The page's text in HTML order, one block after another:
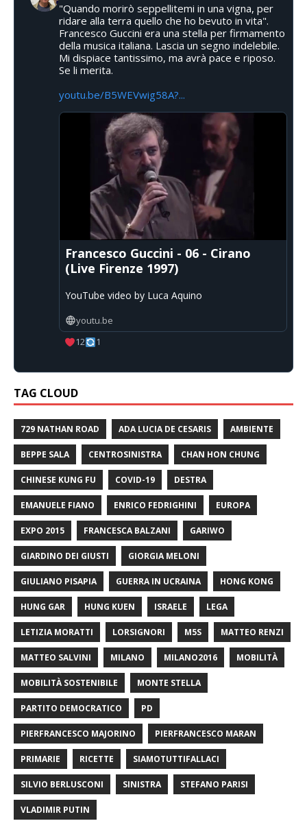
"Quando morirò seppellitemi in una vigna, per
ridare alla terra quello che ho bevuto in vita".
Francesco Guccini era una stella per firmamento
della musica italiana. Lascia un segno indelebile.
Mi dispiace tantissimo, ma avrà pace e riposo.
Se li merita.
youtu.be/B5WEVwig58A?...
Francesco Guccini - 06 - Cirano
(Live Firenze 1997)
YouTube video by Luca Aquino
youtu.be
12
1
TAG CLOUD
729 NATHAN ROAD ADA LUCIA DE CESARIS AMBIENTE
BEPPE SALA CENTROSINISTRA CHAN HON CHUNG
CHINESE KUNG FU COVID-19 DESTRA
EMANUELE FIANO ENRICO FEDRIGHINI EUROPA
EXPO 2015 FRANCESCA BALZANI GARIWO
GIARDINO DEI GIUSTI GIORGIA MELONI
GIULIANO PISAPIA GUERRA IN UCRAINA HONG KONG
HUNG GAR HUNG KUEN ISRAELE LEGA
LETIZIA MORATTI LORSIGNORI M5S MATTEO RENZI
MATTEO SALVINI MILANO MILANO2016 MOBILITÀ
MOBILITÀ SOSTENIBILE MONTE STELLA
PARTITO DEMOCRATICO PD
PIERFRANCESCO MAJORINO PIERFRANCESCO MARAN
PRIMARIE RICETTE SIAMOTUTTIFALLACI
SILVIO BERLUSCONI SINISTRA STEFANO PARISI
VLADIMIR PUTIN